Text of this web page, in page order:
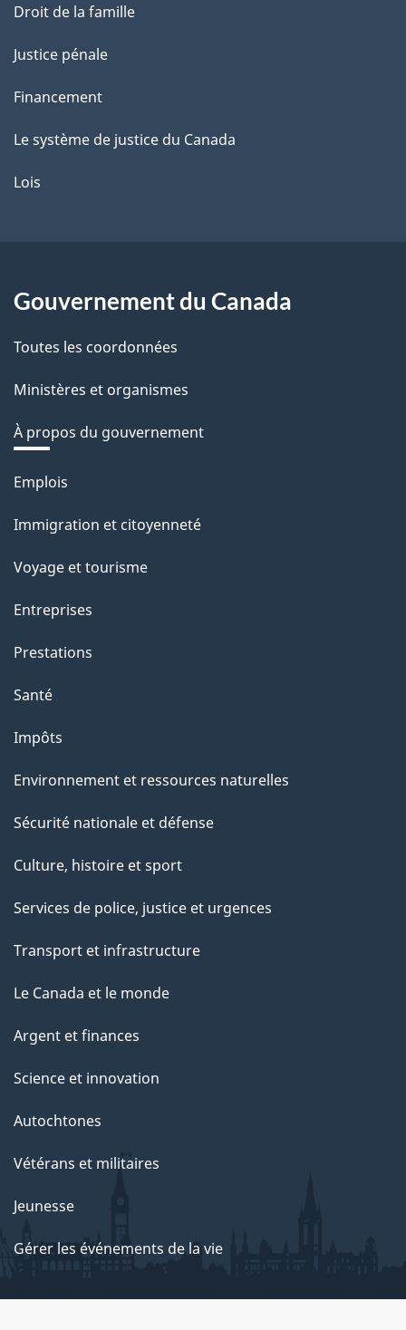
Droit de la famille
Justice pénale
Financement
Le système de justice du Canada
Lois
Gouvernement du Canada
Toutes les coordonnées
Ministères et organismes
À propos du gouvernement
Thèmes
sujets
Emplois
Immigration et citoyenneté
Voyage et tourisme
Entreprises
Prestations
Santé
Impôts
Environnement et ressources naturelles
Sécurité nationale et défense
Culture, histoire et sport
Services de police, justice et urgences
Transport et infrastructure
Le Canada et le monde
Argent et finances
Science et innovation
Autochtones
Vétérans et militaires
Jeunesse
Gérer les événements de la vie